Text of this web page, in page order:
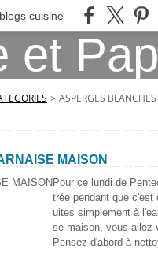
cuisine
> ASPERGES BLANCHES
MAISON
Pour ce lundi de
trée pendant que c'est
uites simplement à
se maison, vous allez
Pensez d'abord à